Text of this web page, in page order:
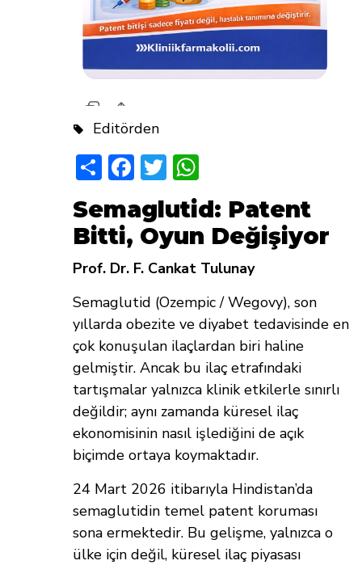
Editörden
ShareFacebook
Twitter
Semaglutid: Patent
Bitti, Oyun Değişiyor
Prof. Dr. F. Cankat Tulunay
Semaglutid (Ozempic / Wegovy), son
yıllarda obezite ve diyabet tedavisinde en
çok konuşulan ilaçlardan biri haline
gelmiştir. Ancak bu ilaç etrafındaki
tartışmalar yalnızca klinik etkilerle sınırlı
değildir; aynı zamanda küresel ilaç
ekonomisinin nasıl işlediğini de açık
biçimde ortaya koymaktadır.
24 Mart 2026 itibarıyla Hindistan’da
semaglutidin temel patent koruması
sona ermektedir. Bu gelişme, yalnızca o
ülke için değil, küresel ilaç piyasası